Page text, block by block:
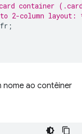
container
2-column layout:
fr ;
nome ao contêiner